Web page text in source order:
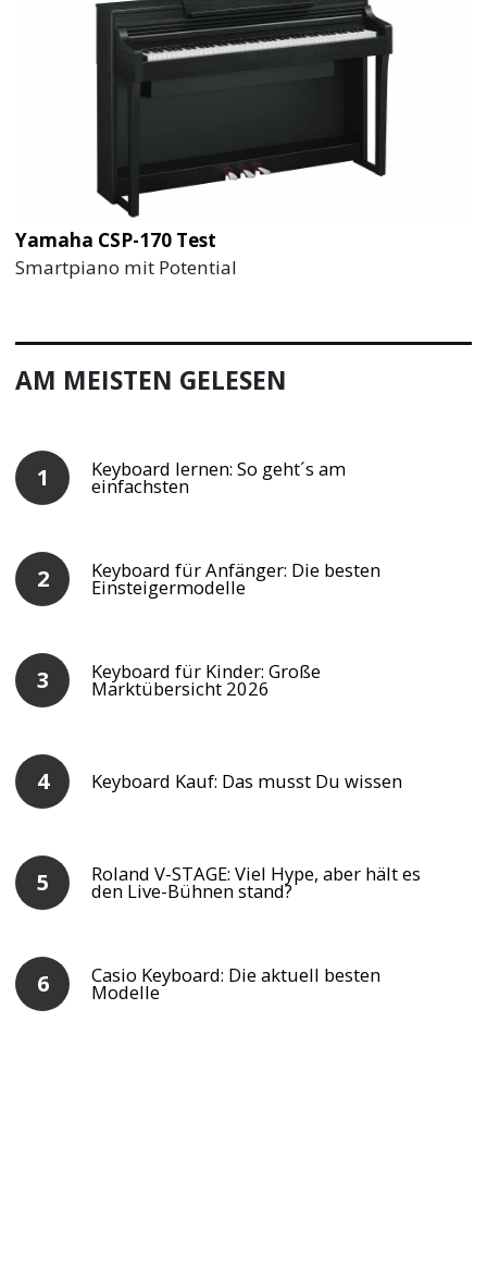
Yamaha CSP-170 Test
Smartpiano mit Potential
AM MEISTEN GELESEN
Keyboard lernen: So geht´s am
einfachsten
Keyboard für Anfänger: Die besten
Einsteigermodelle
Keyboard für Kinder: Große
Marktübersicht 2026
Keyboard Kauf: Das musst Du wissen
Roland V-STAGE: Viel Hype, aber hält es
den Live-Bühnen stand?
Casio Keyboard: Die aktuell besten
Modelle